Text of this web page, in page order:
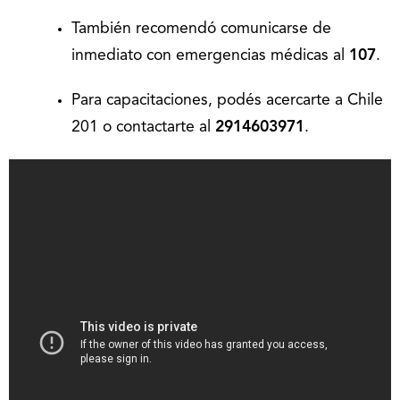
También recomendó comunicarse de
inmediato con emergencias médicas al 107.
Para capacitaciones, podés acercarte a Chile
201 o contactarte al 2914603971 .